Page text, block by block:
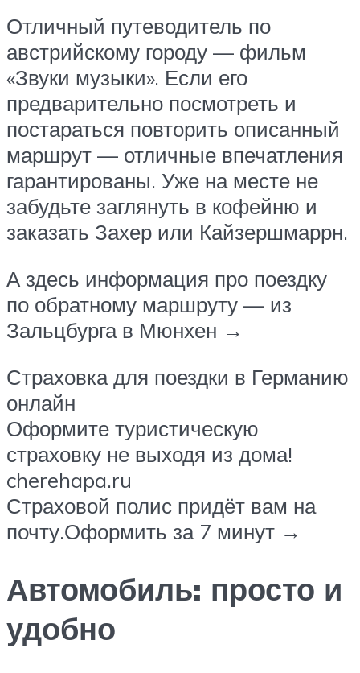
Отличный путеводитель по
австрийскому городу — фильм
«Звуки музыки». Если его
предварительно посмотреть и
постараться повторить описанный
маршрут — отличные впечатления
гарантированы. Уже на месте не
забудьте заглянуть в кофейню и
заказать Захер или Кайзершмаррн.
А здесь информация про поездку
по обратному маршруту — из
Зальцбурга в Мюнхен →
Страховка для поездки в Германию
онлайн
Оформите туристическую
страховку не выходя из дома!
cherehapa.ru
Страховой полис придёт вам на
почту.Оформить за 7 минут →
Автомобиль: просто и
удобно